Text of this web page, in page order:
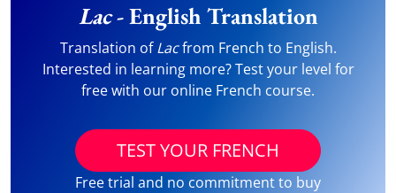
Lac- English Translation
Translation ofLacfrom French to English.
Interested in learning more? Test your level for
free with our online French course.
TEST YOUR FRENCH
Free trial and no commitment to buy